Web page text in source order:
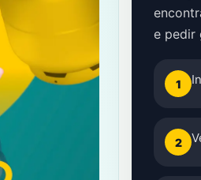
e pedir
1
2